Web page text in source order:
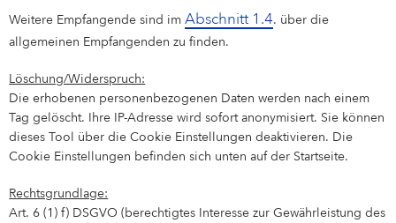
Weitere Empfangende sind imAbschnitt 1.4. über die
allgemeinen Empfangenden zu finden.
Löschung/Widerspruch:
Die erhobenen personenbezogenen Daten werden nach einem
Tag gelöscht. Ihre IP-Adresse wird sofort anonymisiert. Sie können
dieses Tool über die Cookie Einstellungen deaktivieren. Die
Cookie Einstellungen befinden sich unten auf der Startseite.
Rechtsgrundlage:
Art. 6 (1) f) DSGVO (berechtigtes Interesse zur Gewährleistung des